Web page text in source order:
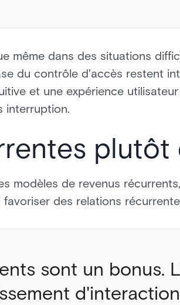
même dans des situations
du contrôle d'accès restent
et une expérience
interruption.
plutôt
modèles de revenus
des relations
sont un bonus.